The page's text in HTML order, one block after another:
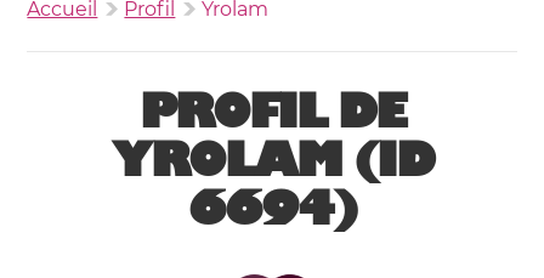
Accueil Profil Yrolam
PROFIL DE
YROLAM (ID
6694)